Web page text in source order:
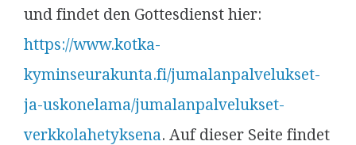
und findet den Gottesdienst hier:
https://www.kotka-
kyminseurakunta.fi/jumalanpalvelukset-
ja-uskonelama/jumalanpalvelukset-
verkkolahetyksena. Auf dieser Seite findet